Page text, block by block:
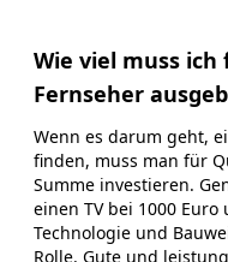
Wie viel muss
Fernseher
Wenn es darum geht,
finden, muss man für
Summe investieren.
einen TV bei 1000
Technologie und
Rolle. Gute und